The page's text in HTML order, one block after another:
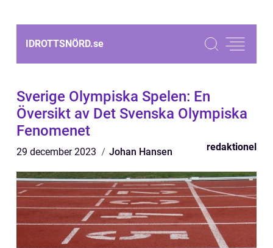
IDROTTSNÖRD.se
Sverige Olympiska Spelen: En
Översikt av Det Svenska Olympiska
Fenomenet
29 december 2023 Johan Hansen redaktionel